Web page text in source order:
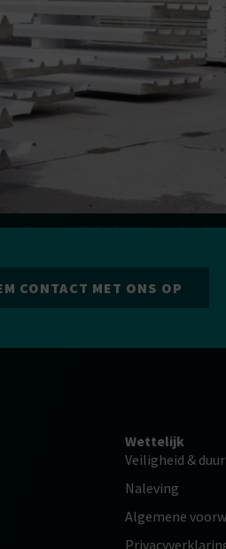
omhulsels met een harde
CONTACT MET ONS OP
Wettelijk
Veiligheid &
Naleving
Algemene